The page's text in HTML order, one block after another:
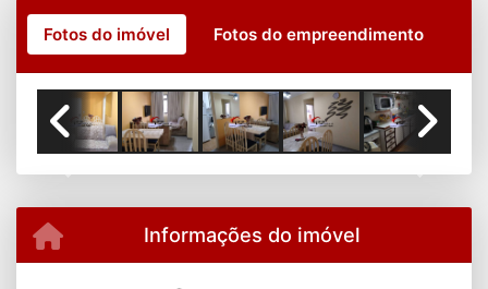
Fotos do imóvel Fotos do empreendimento
Informações do imóvel